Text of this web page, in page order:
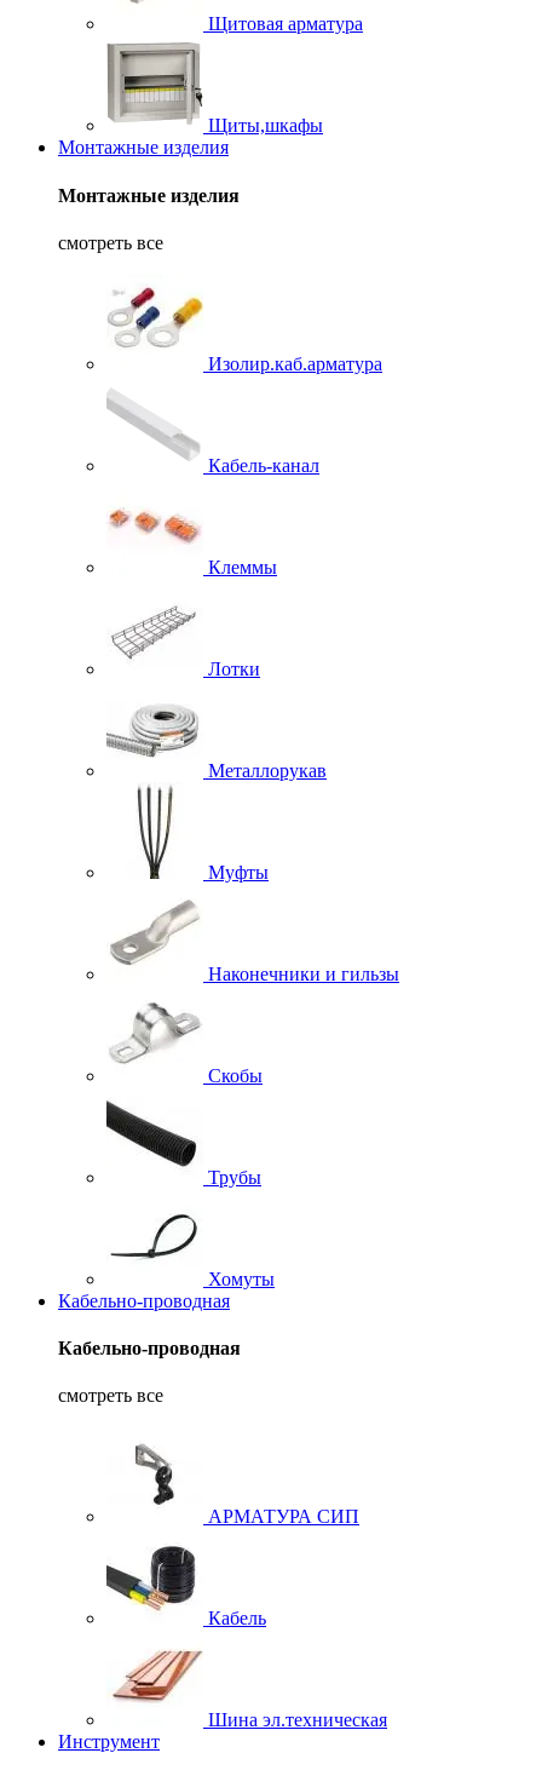
Щитовая арматура
Щиты,шкафы
Монтажные изделия
Монтажные изделия
смотреть все
Изолир.каб.арматура
Кабель-канал
Клеммы
Лотки
Металлорукав
Муфты
Наконечники и гильзы
Скобы
Трубы
Хомуты
Кабельно-проводная
Кабельно-проводная
смотреть все
АРМАТУРА СИП
Кабель
Шина эл.техническая
Инструмент